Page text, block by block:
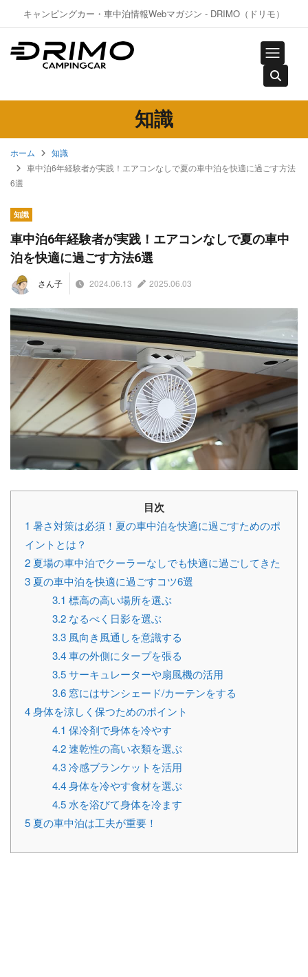
キャンピングカー・車中泊情報Webマガジン - DRIMO（ドリモ）
知識
ホーム
知識
車中泊6年経験者が実践！エアコンなしで夏の車中泊を快適に過ごす方法
6選
知識
車中泊6年経験者が実践！エアコンなしで夏の車中
泊を快適に過ごす方法6選
さん子 2024.06.13 2025.06.03
目次
1 暑さ対策は必須！夏の車中泊を快適に過ごすためのポ
イントとは？
2 夏場の車中泊でクーラーなしでも快適に過ごしてきた
3 夏の車中泊を快適に過ごすコツ6選
3.1 標高の高い場所を選ぶ
3.2 なるべく日影を選ぶ
3.3 風向き風通しを意識する
3.4車の外側にタープを張る
3.5サーキュレーターや扇風機の活用
3.6 窓にはサンシェード/カーテンをする
4身体を涼しく保つためのポイント
4.1 保冷剤で身体を冷やす
4.2速乾性の高い衣類を選ぶ
4.3冷感ブランケットを活用
4.4身体を冷やす食材を選ぶ
4.5 水を浴びて身体を冷ます
5 夏の車中泊は工夫が重要！